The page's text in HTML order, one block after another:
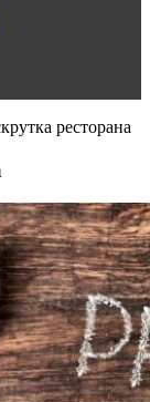
ресторана